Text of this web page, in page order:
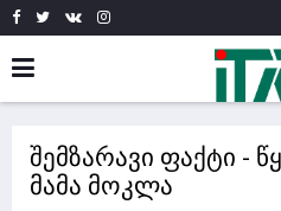
შემზარავი ფაქტი -
მამა მოკლა